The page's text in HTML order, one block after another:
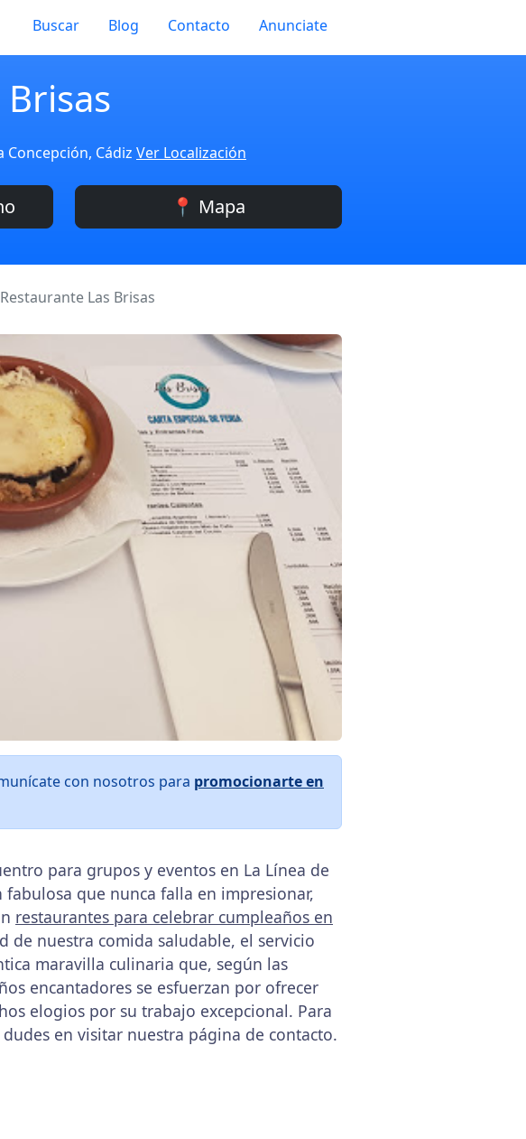
Buscar Blog Contacto Anunciate
Concepción, Cádiz Ver Localización
📍 Mapa
Restaurante Las Brisas
con nosotros para promocionarte en
para grupos y eventos en La Línea de
que nunca falla en impresionar,
restaurantes para celebrar cumpleaños en
de nuestra comida saludable, el servicio
maravilla culinaria que, según las
encantadores se esfuerzan por ofrecer
elogios por su trabajo excepcional. Para
en visitar nuestra página de contacto.